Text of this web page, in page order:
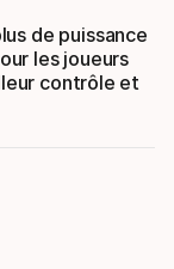
de puissance
les joueurs
contrôle et